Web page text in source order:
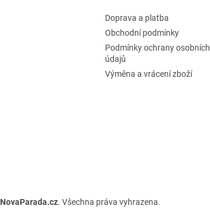
Doprava a platba
Obchodní podmínky
Podmínky ochrany osobních
údajů
Výměna a vrácení zboží
NovaParada.cz. Všechna práva vyhrazena.